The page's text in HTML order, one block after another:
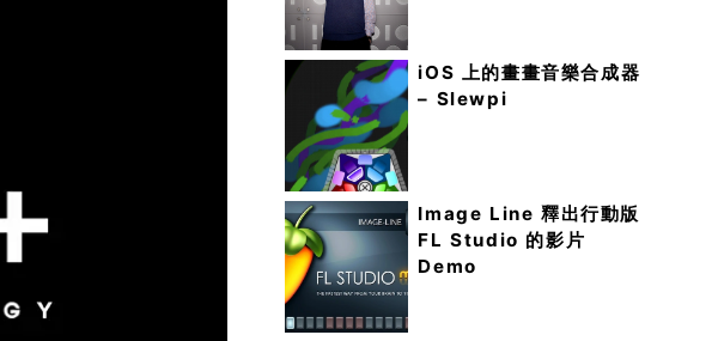
iOS 上的畫畫音樂合成器
– Slewpi
Image Line 釋出行動版
FL Studio 的影片
Demo